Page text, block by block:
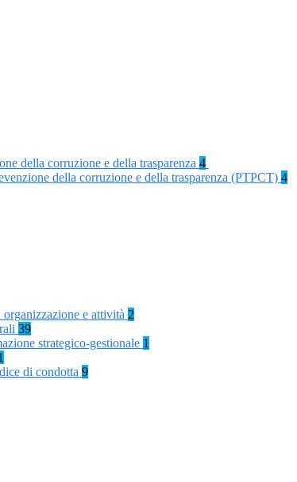
della corruzione e della trasparenza 4
della corruzione e della trasparenza (PTPCT) 4
e attività 2
39
strategico-gestionale 1
di condotta 9